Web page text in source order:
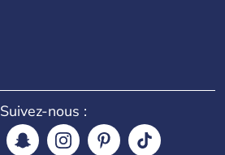
Suivez-nous :